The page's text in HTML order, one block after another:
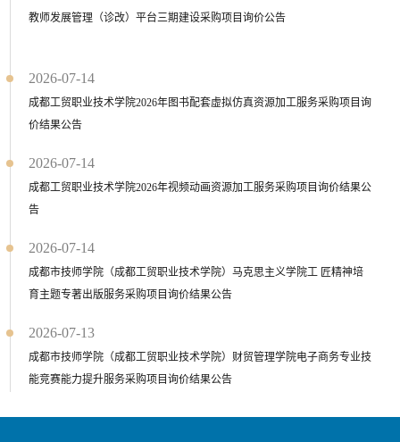
教师发展管理（诊改）平台三期建设采购项目询价公告
2026-07-14
成都工贸职业技术学院2026年图书配套虚拟仿真资源加工服务采购项目询
价结果公告
2026-07-14
成都工贸职业技术学院2026年视频动画资源加工服务采购项目询价结果公
告
2026-07-14
成都市技师学院（成都工贸职业技术学院）马克思主义学院工 匠精神培
育主题专著出版服务采购项目询价结果公告
2026-07-13
成都市技师学院（成都工贸职业技术学院）财贸管理学院电子商务专业技
能竞赛能力提升服务采购项目询价结果公告